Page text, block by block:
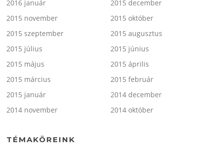
2016 január
2015 december
2015 november
2015 október
2015 szeptember
2015 augusztus
2015 július
2015 június
2015 május
2015 április
2015 március
2015 február
2015 január
2014 december
2014 november
2014 október
TÉMAKÖREINK